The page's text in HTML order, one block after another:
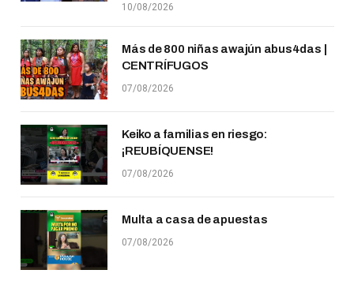
10/08/2026
Más de 800 niñas awajún abus4das |
CENTRÍFUGOS
07/08/2026
Keiko a familias en riesgo:
¡REUBÍQUENSE!
07/08/2026
Multa a casa de apuestas
07/08/2026